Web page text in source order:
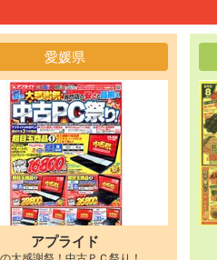
愛媛県
アプライド